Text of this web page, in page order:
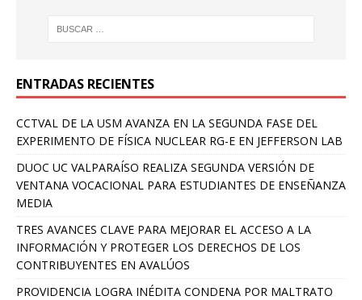
ENTRADAS RECIENTES
CCTVAL DE LA USM AVANZA EN LA SEGUNDA FASE DEL
EXPERIMENTO DE FÍSICA NUCLEAR RG-E EN JEFFERSON LAB
DUOC UC VALPARAÍSO REALIZA SEGUNDA VERSIÓN DE
VENTANA VOCACIONAL PARA ESTUDIANTES DE ENSEÑANZA
MEDIA
TRES AVANCES CLAVE PARA MEJORAR EL ACCESO A LA
INFORMACIÓN Y PROTEGER LOS DERECHOS DE LOS
CONTRIBUYENTES EN AVALÚOS
PROVIDENCIA LOGRA INÉDITA CONDENA POR MALTRATO